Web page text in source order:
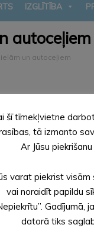
IZGLĪTĪBA
autoceļiem
un autoceļiem
termiņa plāns
kārtību"
šī tīmekļvietne
tā izmanto
Ar Jūsu
varat piekrist visām
vai noraidīt papildu
Gadījumā,
datorā tiks